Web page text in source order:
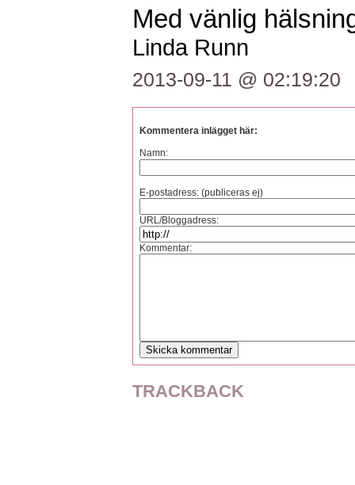
Med vänlig
Linda Runn
2013-09-11 @ 02:19:20
Kommentera inlägget här:
Namn:
E-postadress: (publiceras ej)
URL/Bloggadress:
Kommentar:
TRACKBACK